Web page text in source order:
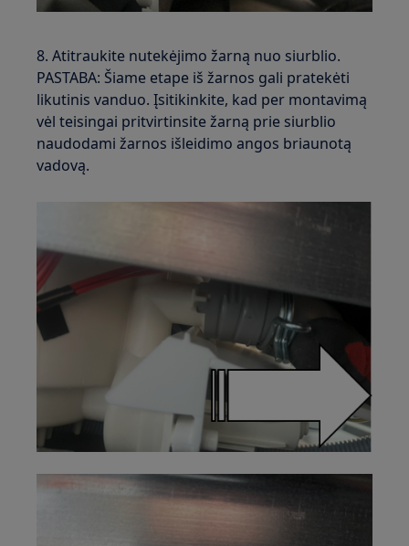
8. Atitraukite nutekėjimo žarną nuo siurblio.
PASTABA: Šiame etape iš žarnos gali pratekėti
likutinis vanduo. Įsitikinkite, kad per montavimą
vėl teisingai pritvirtinsite žarną prie siurblio
naudodami žarnos išleidimo angos briaunotą
vadovą.